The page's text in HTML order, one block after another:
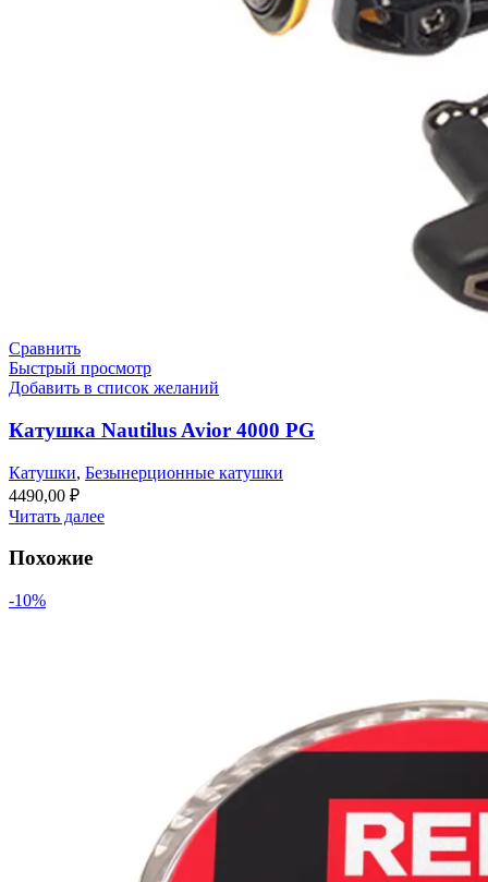
Сравнить
Быстрый просмотр
Добавить в список желаний
Катушка Nautilus Avior 4000 PG
Катушки, Безынерционные катушки
4490,00 ₽
Читать далее
Похожие
-10%